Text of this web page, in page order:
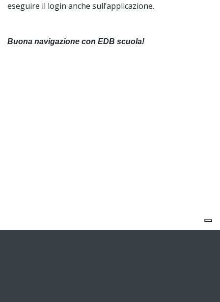
eseguire il login anche sull’applicazione.
Buona navigazione con EDB scuola!